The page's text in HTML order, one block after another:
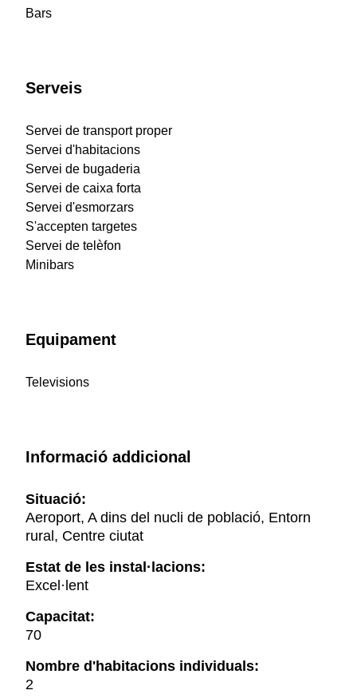
Bars
Serveis
Servei de transport proper
Servei d'habitacions
Servei de bugaderia
Servei de caixa forta
Servei d'esmorzars
S'accepten targetes
Servei de telèfon
Minibars
Equipament
Televisions
Informació addicional
Situació:
Aeroport, A dins del nucli de població, Entorn
rural, Centre ciutat
Estat de les instal·lacions:
Excel·lent
Capacitat:
70
Nombre d'habitacions individuals:
2